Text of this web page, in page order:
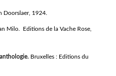
Doorslaer, 1924.
Milo. Editions de la Vache Rose,
Bruxelles : Editions du